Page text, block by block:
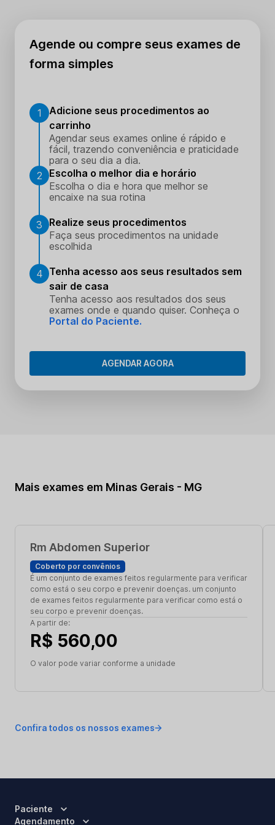
Agende ou compre seus exames de
forma simples
1
Adicione seus procedimentos ao
carrinho
Agendar seus exames online é rápido e
fácil, trazendo conveniência e praticidade
para o seu dia a dia.
2
Escolha o melhor dia e horário
Escolha o dia e hora que melhor se
encaixe na sua rotina
3
Realize seus procedimentos
Faça seus procedimentos na unidade
escolhida
4 Tenha acesso aos seus resultados sem
sair de casa
Tenha acesso aos resultados dos seus
exames onde e quando quiser. Conheça o
Portal do Paciente.
AGENDAR AGORA
Mais exames em Minas Gerais - MG
Rm Abdomen Superior
Coberto por convênios
É um conjunto de exames feitos regularmente para verificar
como está o seu corpo e prevenir doenças. um conjunto
de exames feitos regularmente para verificar como está o
seu corpo e prevenir doenças.
A partir de:
R$ 560,00
O valor pode variar conforme a unidade
Confira todos os nossos exames
Paciente
Agendamento